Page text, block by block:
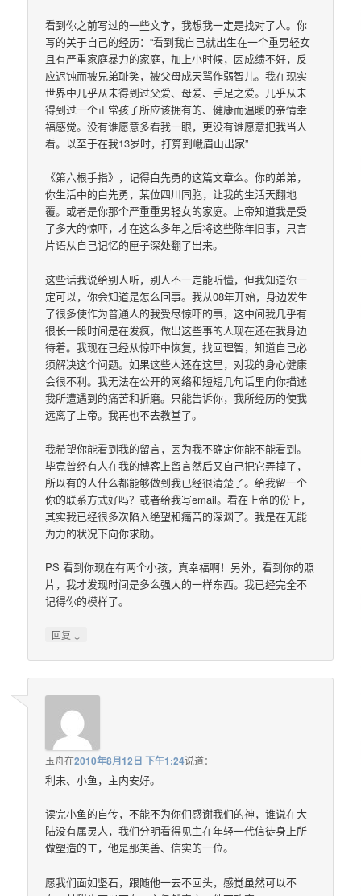
看到你之前写过的一些文字，我想我一定是找对了人。你
写的关于自己的经历：“看到我自己就出生在一个重男轻女
且有严重家庭暴力的家庭，加上小时候，因成绩不好，反
应迟钝而被兄弟耻笑，被父母成天骂作弱智儿。我在现实
世界中几乎从未得到过父爱、母爱、手足之爱。几乎从未
得到过一个正常孩子所应该拥有的、健康而温暖的亲情幸
福感觉。没有谁愿意多看我一眼，更没有谁愿意把我当人
看。以至于在我13岁时，打算到峨眉山出家”
《第六根手指》，记得白先勇的这篇文章么。你的弟弟，
你生活中的白先勇，某位四川同胞，让我的生活天翻地
覆。或者是你那个严重重男轻女的家庭。上帝知道我是受
了多大的惊吓，才在这么多年之后将这些陈年旧事，只言
片语从自己记忆的匣子深处翻了出来。
这些话我说给别人听，别人不一定能听懂，但我知道你一
定可以，你会知道是怎么回事。我从08年开始，身边发生
了很多使作为普通人的我受尽惊吓的事，这中间我几乎有
很长一段时间是在发疯，做出这些事的人现在还在我身边
待着。我现在已经从惊吓中恢复，找回理智，知道自己必
须解决这个问题。如果这些人还在这里，对我的身心健康
会很不利。我无法在公开的网络和短短几句话里向你描述
我所遭遇到的痛苦和折磨。只能告诉你，我所经历的使我
远离了上帝。我再也不去教堂了。
我希望你能看到我的留言，因为我不确定你能不能看到。
毕竟曾经有人在我的博客上留言然后又自己把它弄掉了，
所以有的人什么都能够做到我已经很清楚了。给我留一个
你的联系方式好吗？或者给我写email。看在上帝的份上，
其实我已经很多次陷入绝望和痛苦的深渊了。我是在无能
为力的状况下向你求助。
PS 看到你现在有两个小孩，真幸福啊！另外，看到你的照
片，我才发现时间是多么强大的一样东西。我已经完全不
记得你的模样了。
回复 ↓
玉舟在2010年8月12日 下午1:24说道：
利未、小鱼，主内安好。
读完小鱼的自传，不能不为你们感谢我们的神，谁说在大
陆没有属灵人，我们分明看得见主在年轻一代信徒身上所
做塑造的工，他是那美善、信实的一位。
愿我们面如坚石，跟随他一去不回头，感觉虽然可以不